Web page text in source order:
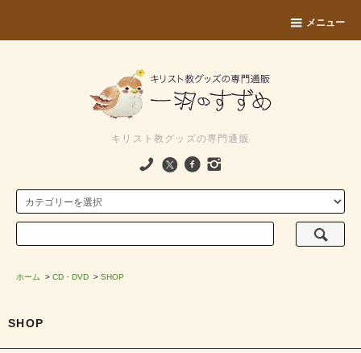
メニュー
キリスト教グッズの専門通販
ホーム > CD・DVD > SHOP
SHOP